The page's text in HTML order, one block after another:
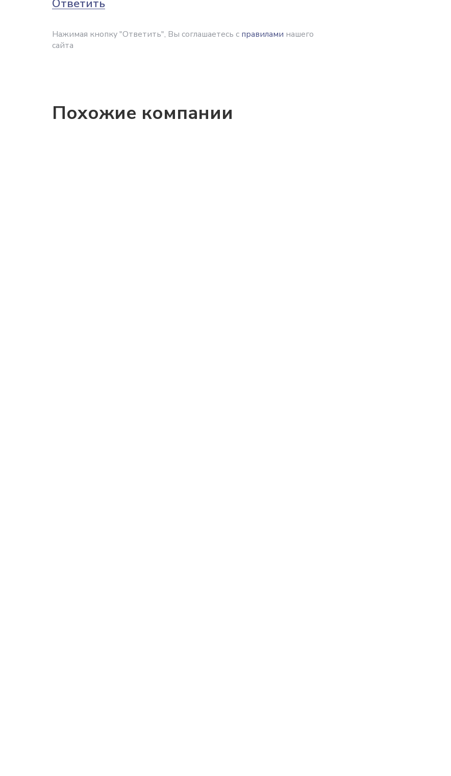
Ответить
Нажимая кнопку "Ответить", Вы соглашаетесь с правилами нашего
сайта
Похожие компании